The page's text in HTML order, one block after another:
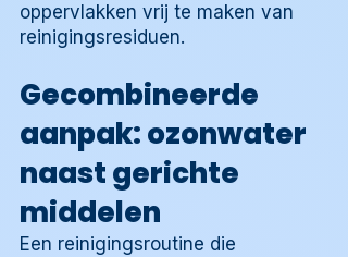
oppervlakken vrij te maken van
reinigingsresiduen.
Gecombineerde
aanpak: ozonwater
naast gerichte
middelen
Een reinigingsroutine die